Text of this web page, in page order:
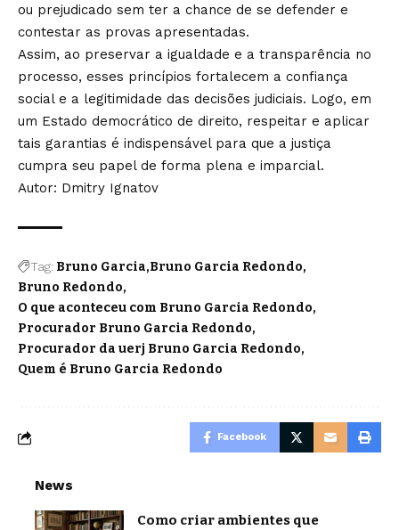
ou prejudicado sem ter a chance de se defender e
contestar as provas apresentadas.
Assim, ao preservar a igualdade e a transparência no
processo, esses princípios fortalecem a confiança
social e a legitimidade das decisões judiciais. Logo, em
um Estado democrático de direito, respeitar e aplicar
tais garantias é indispensável para que a justiça
cumpra seu papel de forma plena e imparcial.
Autor: Dmitry Ignatov
Tag: Bruno Garcia Bruno Garcia Redondo
Bruno Redondo
O que aconteceu com Bruno Garcia Redondo
Procurador Bruno Garcia Redondo
Procurador da uerj Bruno Garcia Redondo
Quem é Bruno Garcia Redondo
Facebook
News
Como criar ambientes que